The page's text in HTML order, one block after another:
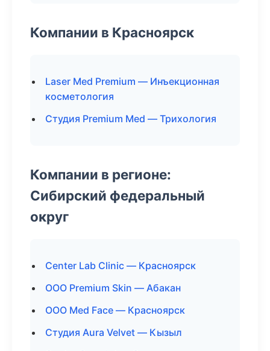
Компании в Красноярск
Laser Med Premium — Инъекционная
косметология
Студия Premium Med — Трихология
Компании в регионе:
Сибирский федеральный
округ
Center Lab Clinic — Красноярск
ООО Premium Skin — Абакан
ООО Med Face — Красноярск
Студия Aura Velvet — Кызыл